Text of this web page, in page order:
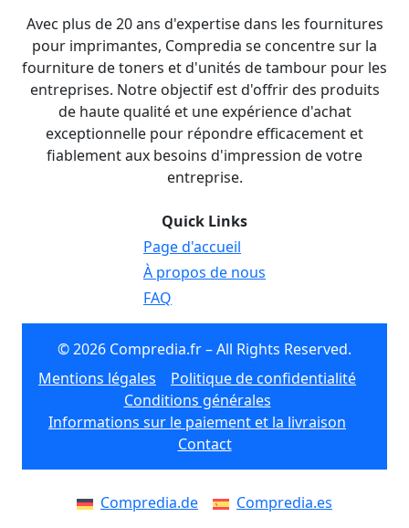
Avec plus de 20 ans d'expertise dans les fournitures
pour imprimantes, Compredia se concentre sur la
fourniture de toners et d'unités de tambour pour les
entreprises. Notre objectif est d'offrir des produits
de haute qualité et une expérience d'achat
exceptionnelle pour répondre efficacement et
fiablement aux besoins d'impression de votre
entreprise.
Quick Links
Page d'accueil
À propos de nous
FAQ
© 2026 Compredia.fr – All Rights Reserved.
Mentions légales
Politique de confidentialité
Conditions générales
Informations sur le paiement et la livraison
Contact
Compredia.de
Compredia.es